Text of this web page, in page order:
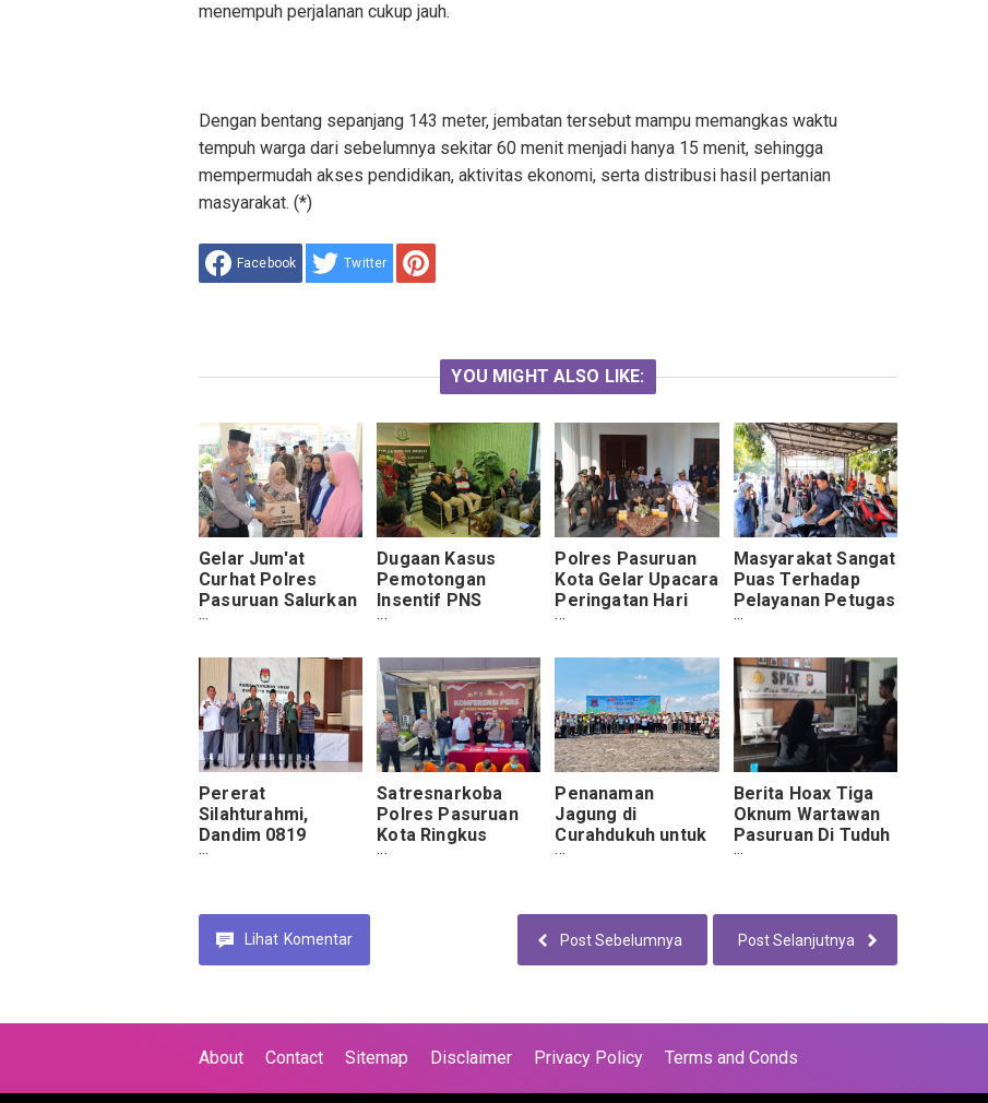
menempuh perjalanan cukup jauh.
Dengan bentang sepanjang 143 meter, jembatan tersebut mampu memangkas waktu
tempuh warga dari sebelumnya sekitar 60 menit menjadi hanya 15 menit, sehingga
mempermudah akses pendidikan, aktivitas ekonomi, serta distribusi hasil pertanian
masyarakat. (*)
Facebook Twitter
YOU MIGHT ALSO LIKE:
Gelar Jum'at
Curhat Polres
Pasuruan Salurkan
Bantuan Sosial
Lemahbang
Dugaan Kasus
Pemotongan
Insentif PNS
Kabupaten
Temuan Kejari
Polres Pasuruan
Kota Gelar Upacara
Peringatan Hari
Bhayangkara Ke-78
Masyarakat Sangat
Puas Terhadap
Pelayanan Petugas
Di Samsat Bangil,
Percaya Calo
jawabnya Tidak?
Pererat
Silahturahmi,
Dandim 0819
Kunjungi KPU
Satresnarkoba
Polres Pasuruan
Kota Ringkus
Pengedar Sabu-
Penanaman
Jagung di
Curahdukuh untuk
Polres Pasuruan
Nasional
Berita Hoax Tiga
Oknum Wartawan
Pasuruan Di Tuduh
Menggelapkan
Lihat Komentar Post Selanjutnya
Post Sebelumnya
About Contact Sitemap Disclaimer Privacy Policy Terms and Conds